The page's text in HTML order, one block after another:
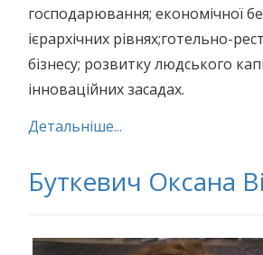
господарювання; економічної
ієрархічних рівнях;готельно-
бізнесу; розвитку людського
інноваційних засадах.
Детальніше...
Буткевич Оксана